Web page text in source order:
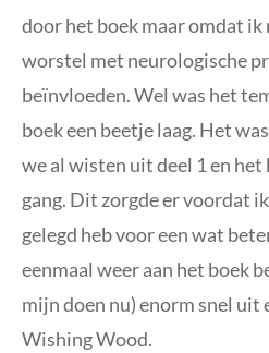
door het boek maar omdat
worstel met neurologische
beïnvloeden. Wel was het
boek een beetje laag. Het
we al wisten uit deel 1 en
gang. Dit zorgde er voordat
gelegd heb voor een wat
eenmaal weer aan het boek
mijn doen nu) enorm snel uit
Wishing Wood.